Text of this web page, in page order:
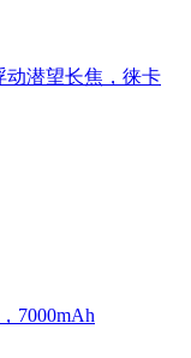
动潜望长焦，徕卡
7000mAh